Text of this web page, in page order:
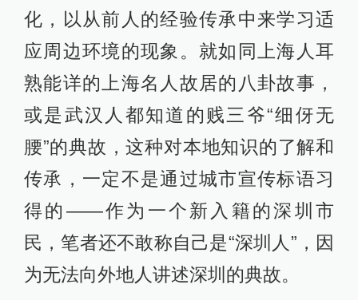
化，以从前人的经验传承中来学习适
应周边环境的现象。就如同上海人耳
熟能详的上海名人故居的八卦故事，
或是武汉人都知道的贱三爷“细伢无
腰”的典故，这种对本地知识的了解和
传承，一定不是通过城市宣传标语习
得的——作为一个新入籍的深圳市
民，笔者还不敢称自己是“深圳人”，因
为无法向外地人讲述深圳的典故。